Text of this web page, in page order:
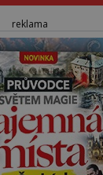
reklama